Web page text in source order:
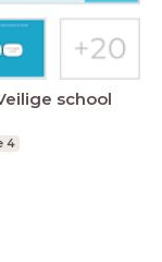
school
4